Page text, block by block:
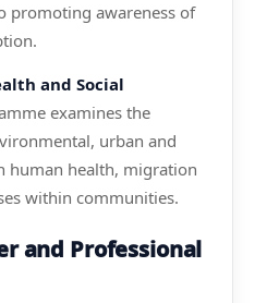
promoting awareness of
and Social
examines the
urban and
human health, migration
within communities.
and Professional